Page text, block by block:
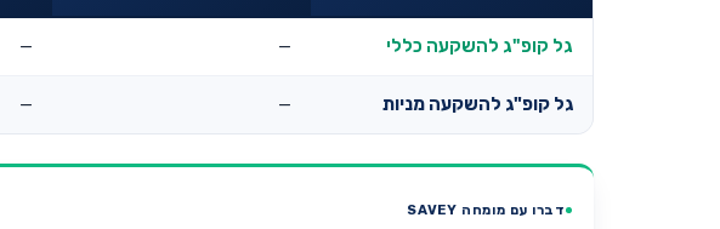
גל קופ"ג להשקעה כללי —
—
גל קופ"ג להשקעה מניות —
—
דברו עם מומחה SAVEY